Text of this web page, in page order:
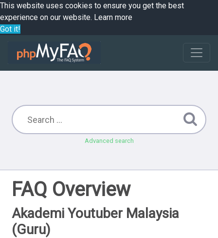
This website uses cookies to ensure you get the best
experience on our website. Learn more
Got it!
Advanced search
FAQ Overview
Akademi Youtuber Malaysia
(Guru)